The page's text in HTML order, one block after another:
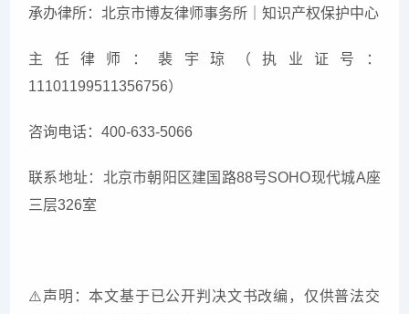
承办律所：北京市博友律师事务所｜知识产权保护中心
主任律师：裴宇琼（执业证号：
11101199511356756）
咨询电话：400-633-5066
联系地址：北京市朝阳区建国路88号SOHO现代城A座
三层326室
⚠声明：本文基于已公开判决文书改编，仅供普法交